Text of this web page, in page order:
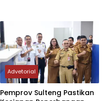
Advetorial
Pemprov Sulteng Pastikan